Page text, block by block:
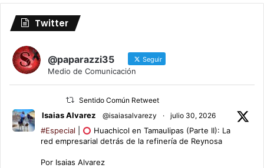
Twitter
@paparazzi35 Seguir
Medio de Comunicación
Sentido Común Retweet
Isaias Alvarez @isaiasalvarezy · julio 30, 2026
#Especial
Huachicol en Tamaulipas (Parte II): La
red empresarial detrás de la refinería de Reynosa
Por Isaias Alvarez